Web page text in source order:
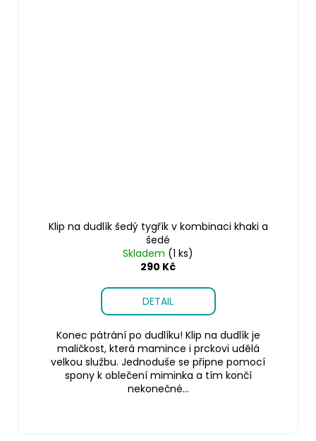
Klip na dudlík šedý tygřík v kombinaci khaki a
šedé
Skladem (1 ks)
290 Kč
DETAIL
Konec pátrání po dudlíku! Klip na dudlík je
maličkost, která mamince i prckovi udělá
velkou službu. Jednoduše se připne pomocí
spony k oblečení miminka a tím končí
nekonečné...